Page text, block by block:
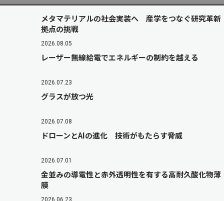
メタマテリアルの社会実装へ 産学をつなぐ研究革新
拠点の挑戦
2026.08.05
レーザー無線給電でエネルギーの制約を越える
2026.07.23
グラスが放つ光
2026.07.08
ドローンとAIの進化 技術がもたらす脅威
2026.07.01
金並みの導電性と赤外透明性を有する高耐久酸化物薄
膜
2026.06.23